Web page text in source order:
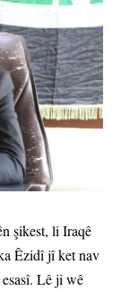
şikest, li Iraqê
Êzidî jî ket nav
Lê ji wê